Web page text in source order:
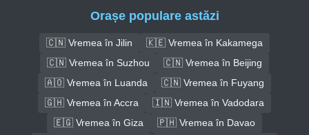
Orașe populare astăzi
🇨🇳 Vremea în Jilin
🇰🇪 Vremea în Kakamega
🇨🇳 Vremea în Suzhou
🇨🇳 Vremea în Beijing
🇦🇴 Vremea în Luanda
🇨🇳 Vremea în Fuyang
🇬🇭 Vremea în Accra
🇮🇳 Vremea în Vadodara
🇪🇬 Vremea în Giza
🇵🇭 Vremea în Davao